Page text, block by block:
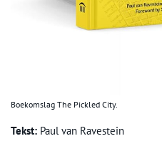
Boekomslag The Pickled City.
Tekst: Paul van Ravestein